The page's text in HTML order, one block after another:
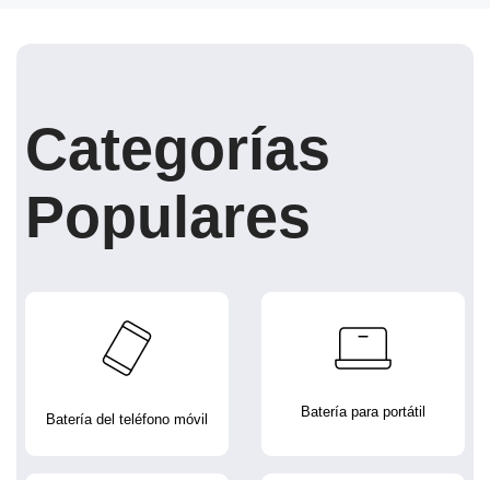
Categorías
Populares
Batería del teléfono móvil Batería para portátil